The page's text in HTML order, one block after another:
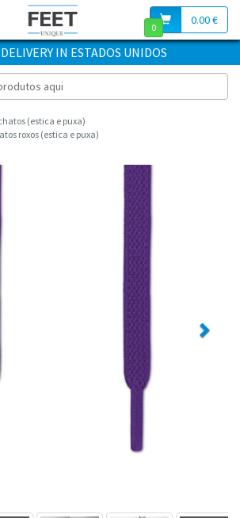
0.00 €
0
IN ESTADOS UNIDOS
(estica e puxa)
roxos (estica e puxa)